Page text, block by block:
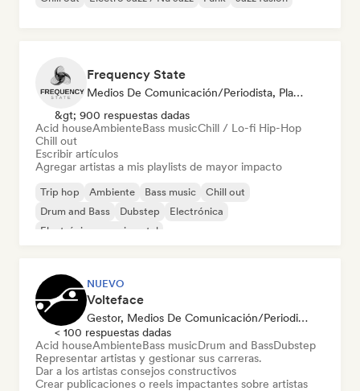
Frequency State
Medios De Comunicación/Periodista, Playlist Curator
&gt; 900 respuestas dadas
Acid houseAmbienteBass musicChill / Lo-fi Hip-Hop
Chill out
Escribir artículos
Agregar artistas a mis playlists de mayor impacto
Trip hop Ambiente Bass music
Chill out
Drum and Bass
Dubstep
Electrónica
Electrónica experimental
NUEVO
Volteface
Gestor, Medios De Comunicación/Periodista, Mentor
< 100 respuestas dadas
Acid houseAmbienteBass musicDrum and BassDubstep
Representar artistas y gestionar sus carreras.
Dar a los artistas consejos constructivos
Crear publicaciones o reels impactantes sobre artistas